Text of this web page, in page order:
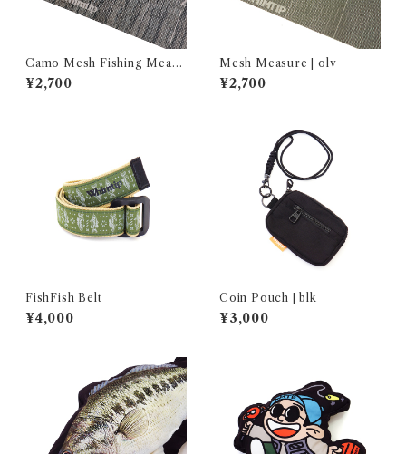
Camo Mesh Fishing Measu
re | wood
¥2,700
Mesh Measure | olv
¥2,700
FishFish Belt
¥4,000
Coin Pouch | blk
¥3,000